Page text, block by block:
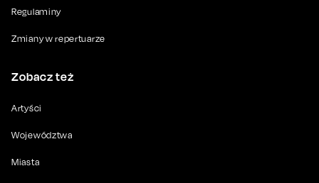
Regulaminy
Zmiany w repertuarze
Zobacz też
Artyści
Województwa
Miasta